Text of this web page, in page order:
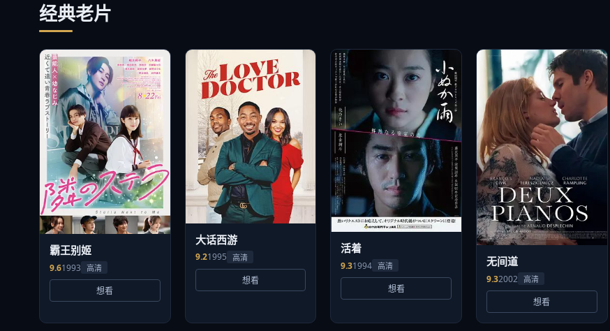
经典老片
霸王别姬
9.61993 高清
想看
大话西游
9.21995 高清
想看
活着
9.31994 高清
想看
无间道
9.32002 高清
想看